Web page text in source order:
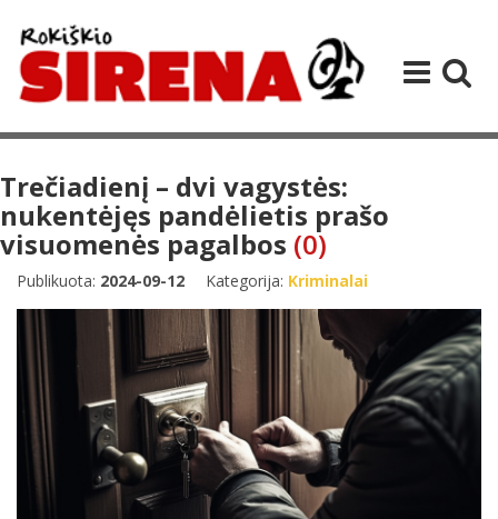
Trečiadienį – dvi vagystės:
nukentėjęs pandėlietis prašo
visuomenės pagalbos (0)
Publikuota: 2024-09-12 Kategorija: Kriminalai